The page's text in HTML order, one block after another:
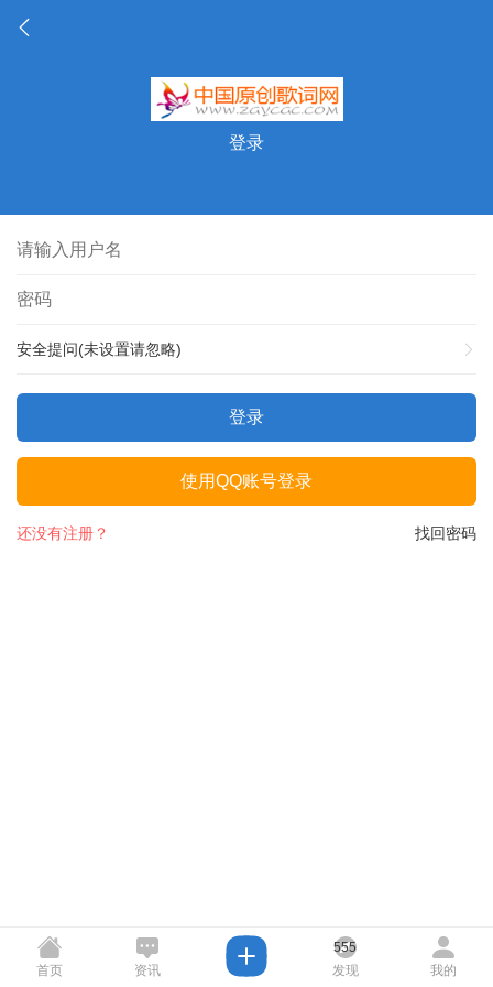
登录
安全提问(未设置请忽略)
登录
使用QQ账号登录
找回密码
还没有注册？
首页 资讯
555
55
发现 我的